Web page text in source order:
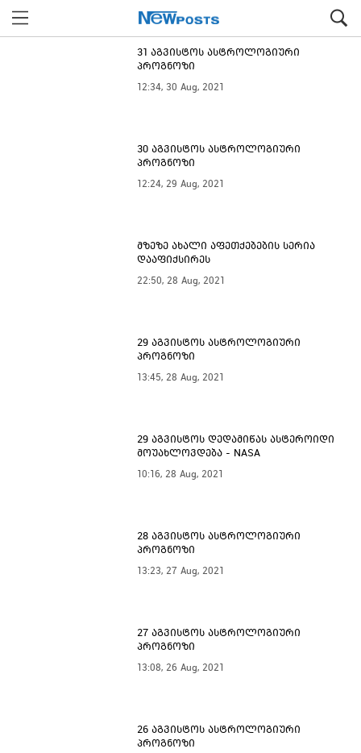
31 აგვისტოს ასტროლოგიური
პროგნოზი
12:34, 30 Aug, 2021
30 აგვისტოს ასტროლოგიური
პროგნოზი
12:24, 29 Aug, 2021
მზეზე ახალი აფეთქებების სერია
დააფიქსირეს
22:50, 28 Aug, 2021
29 აგვისტოს ასტროლოგიური
პროგნოზი
13:45, 28 Aug, 2021
29 აგვისტოს დედამიწას ასტეროიდი
მოუახლოვდება - NASA
10:16, 28 Aug, 2021
28 აგვისტოს ასტროლოგიური
პროგნოზი
13:23, 27 Aug, 2021
27 აგვისტოს ასტროლოგიური
პროგნოზი
13:08, 26 Aug, 2021
26 აგვისტოს ასტროლოგიური
პროგნოზი